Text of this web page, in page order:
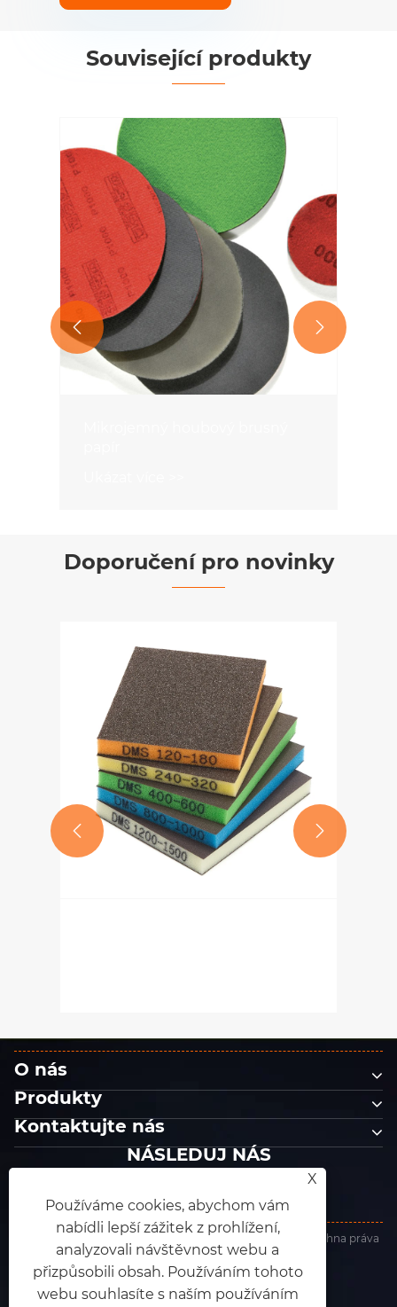
Související produkty
 
Doporučení pro novinky
DMS Abrasives posiluje
přítomnost na globálním trhu
úspěšnou ukázkou na SEMA
Ukázat více >>
 
O nás
Produkty
Kontaktujte nás
NÁSLEDUJ NÁS
Copyright © 2025 Dongguan King Abrasives Co., Ltd. Všechna práva
vyhrazena. Links | Sitemap | RSS |
Zásady ochrany osobních údajů
X
Používáme cookies, abychom vám
nabídli lepší zážitek z prohlížení,
analyzovali návštěvnost webu a
přizpůsobili obsah. Používáním tohoto
webu souhlasíte s naším používáním